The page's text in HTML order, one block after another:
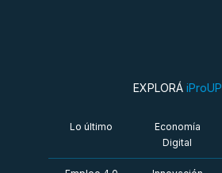
EXPLORÁ iProUP
Lo último
Economía
Digital